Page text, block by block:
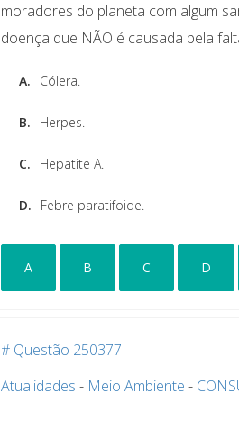
moradores do planeta com algum
doença que NÃO é causada pela
A. Cólera.
B. Herpes.
C. Hepatite A.
D. Febre paratifoide.
A B C D
# Questão 250377
Atualidades - Meio Ambiente -